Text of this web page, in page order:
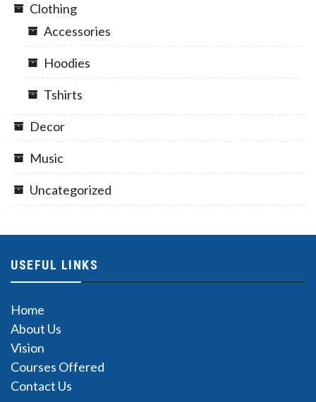
Clothing
Accessories
Hoodies
Tshirts
Decor
Music
Uncategorized
USEFUL LINKS
Home
About Us
Vision
Courses Offered
Contact Us